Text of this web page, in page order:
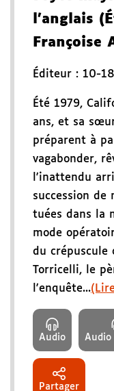
l'anglais
Françoise
Éditeur : 10-18
Été 1979,
ans, et sa
préparent à
vagabonder,
l'inattendu
succession de
tuées dans la
mode
du crépuscule
Torricelli, le
l'enquête...
Audio Audio
Partager